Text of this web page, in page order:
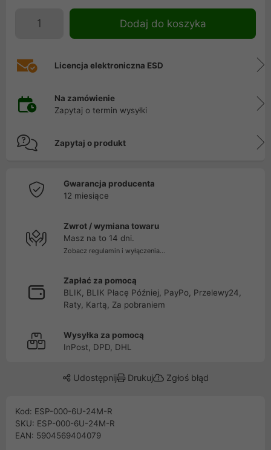
Dodaj do koszyka
Licencja elektroniczna ESD
Na zamówienie
Zapytaj o termin wysyłki
Zapytaj o produkt
Gwarancja producenta
12 miesiące
Zwrot / wymiana towaru
Masz na to 14 dni.
Zobacz regulamin i wyłączenia...
Zapłać za pomocą
BLIK, BLIK Płacę Później, PayPo, Przelewy24,
Raty, Kartą, Za pobraniem
Wysyłka za pomocą
InPost, DPD, DHL
Udostępnij Drukuj Zgłoś błąd
Kod: ESP-000-6U-24M-R
SKU: ESP-000-6U-24M-R
EAN: 5904569404079